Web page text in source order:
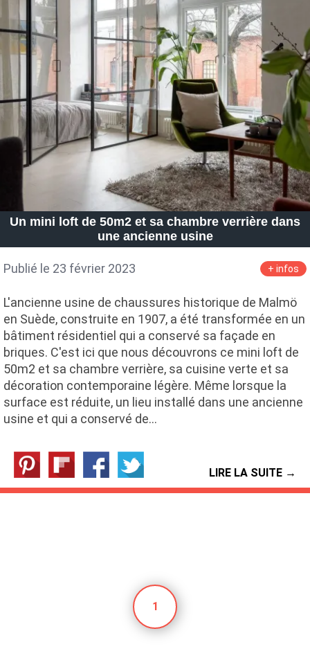
Un mini loft de 50m2 et sa chambre verrière dans
une ancienne usine
Publié le 23 février 2023 + infos
L'ancienne usine de chaussures historique de Malmö
en Suède, construite en 1907, a été transformée en un
bâtiment résidentiel qui a conservé sa façade en
briques. C'est ici que nous découvrons ce mini loft de
50m2 et sa chambre verrière, sa cuisine verte et sa
décoration contemporaine légère. Même lorsque la
surface est réduite, un lieu installé dans une ancienne
usine et qui a conservé de…
LIRE LA SUITE →
1